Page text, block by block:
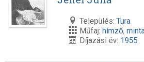
Település: Tura
Műfaj: hímző,
Díjazási év: 1955